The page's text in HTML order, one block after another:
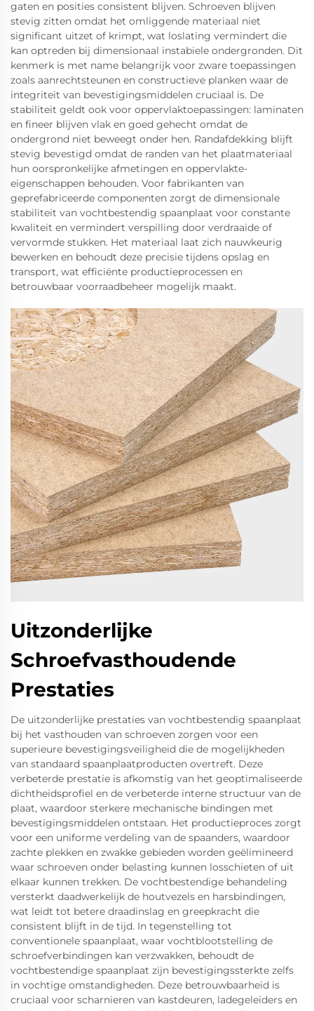
gaten en posities consistent blijven. Schroeven blijven
stevig zitten omdat het omliggende materiaal niet
significant uitzet of krimpt, wat loslating vermindert die
kan optreden bij dimensionaal instabiele ondergronden. Dit
kenmerk is met name belangrijk voor zware toepassingen
zoals aanrechtsteunen en constructieve planken waar de
integriteit van bevestigingsmiddelen cruciaal is. De
stabiliteit geldt ook voor oppervlaktoepassingen: laminaten
en fineer blijven vlak en goed gehecht omdat de
ondergrond niet beweegt onder hen. Randafdekking blijft
stevig bevestigd omdat de randen van het plaatmateriaal
hun oorspronkelijke afmetingen en oppervlakte-
eigenschappen behouden. Voor fabrikanten van
geprefabriceerde componenten zorgt de dimensionale
stabiliteit van vochtbestendig spaanplaat voor constante
kwaliteit en vermindert verspilling door verdraaide of
vervormde stukken. Het materiaal laat zich nauwkeurig
bewerken en behoudt deze precisie tijdens opslag en
transport, wat efficiënte productieprocessen en
betrouwbaar voorraadbeheer mogelijk maakt.
Uitzonderlijke
Schroefvasthoudende
Prestaties
De uitzonderlijke prestaties van vochtbestendig spaanplaat
bij het vasthouden van schroeven zorgen voor een
superieure bevestigingsveiligheid die de mogelijkheden
van standaard spaanplaatproducten overtreft. Deze
verbeterde prestatie is afkomstig van het geoptimaliseerde
dichtheidsprofiel en de verbeterde interne structuur van de
plaat, waardoor sterkere mechanische bindingen met
bevestigingsmiddelen ontstaan. Het productieproces zorgt
voor een uniforme verdeling van de spaanders, waardoor
zachte plekken en zwakke gebieden worden geëlimineerd
waar schroeven onder belasting kunnen losschieten of uit
elkaar kunnen trekken. De vochtbestendige behandeling
versterkt daadwerkelijk de houtvezels en harsbindingen,
wat leidt tot betere draadinslag en greepkracht die
consistent blijft in de tijd. In tegenstelling tot
conventionele spaanplaat, waar vochtblootstelling de
schroefverbindingen kan verzwakken, behoudt de
vochtbestendige spaanplaat zijn bevestigingssterkte zelfs
in vochtige omstandigheden. Deze betrouwbaarheid is
cruciaal voor scharnieren van kastdeuren, ladegeleiders en